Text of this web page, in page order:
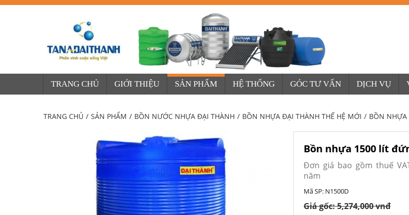
TRANG CHỦ GIỚI THIỆU SẢN PHẨM HỆ THỐNG GÓC TƯ VẤN DỊCH VỤ
TRANG CHỦ / SẢN PHẨM / BỒN NƯỚC NHỰA ĐẠI THÀNH / BỒN NHỰA ĐẠI THÀNH THẾ HỆ MỚI / BỒN
Bồn nhựa 1500 lít
Đơn giá bao gồm thuế
năm
Mã SP: N1500D
Giá gốc:5,274,000 vnđ